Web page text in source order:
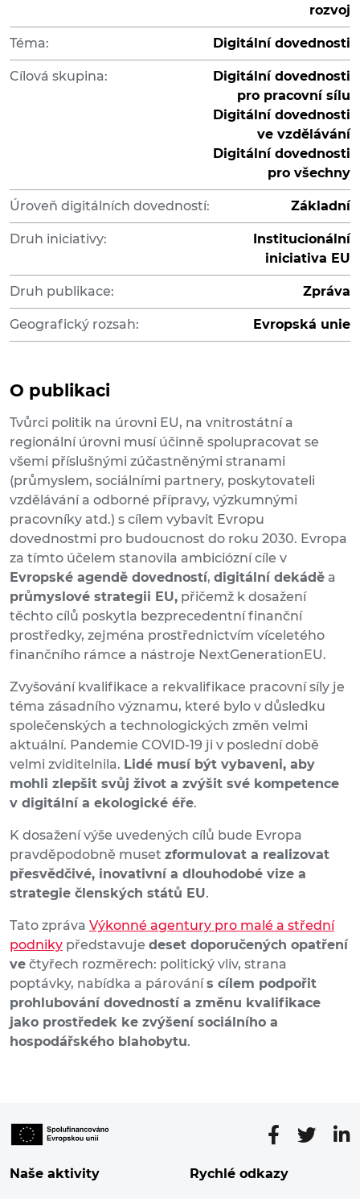
rozvoj
Téma: Digitální dovednosti
Cílová skupina:
Digitální dovednosti
pro pracovní sílu
Digitální dovednosti
ve vzdělávání
Digitální dovednosti
pro všechny
Úroveň digitálních dovedností: Základní
Druh iniciativy:
Institucionální
iniciativa EU
Druh publikace: Zpráva
Geografický rozsah: Evropská unie
O publikaci
Tvůrci politik na úrovni EU, na vnitrostátní a
regionální úrovni musí účinně spolupracovat se
všemi příslušnými zúčastněnými stranami
(průmyslem, sociálními partnery, poskytovateli
vzdělávání a odborné přípravy, výzkumnými
pracovníky atd.) s cílem vybavit Evropu
dovednostmi pro budoucnost do roku 2030. Evropa
za tímto účelem stanovila ambiciózní cíle v
Evropské agendě dovedností, digitální dekádě a
průmyslové strategii EU, přičemž k dosažení
těchto cílů poskytla bezprecedentní finanční
prostředky, zejména prostřednictvím víceletého
finančního rámce a nástroje NextGenerationEU.
Zvyšování kvalifikace a rekvalifikace pracovní síly je
téma zásadního významu, které bylo v důsledku
společenských a technologických změn velmi
aktuální. Pandemie COVID-19 ji v poslední době
velmi zviditelnila. Lidé musí být vybaveni, aby
mohli zlepšit svůj život a zvýšit své kompetence
v digitální a ekologické éře.
K dosažení výše uvedených cílů bude Evropa
pravděpodobně muset zformulovat a realizovat
přesvědčivé, inovativní a dlouhodobé vize a
strategie členských států EU.
Tato zpráva Výkonné agentury pro malé a střední
podniky představuje deset doporučených opatření
ve čtyřech rozměrech: politický vliv, strana
poptávky, nabídka a párovánís cílem podpořit
prohlubování dovedností a změnu kvalifikace
jako prostředek ke zvýšení sociálního a
hospodářského blahobytu.
Naše aktivity Rychlé odkazy